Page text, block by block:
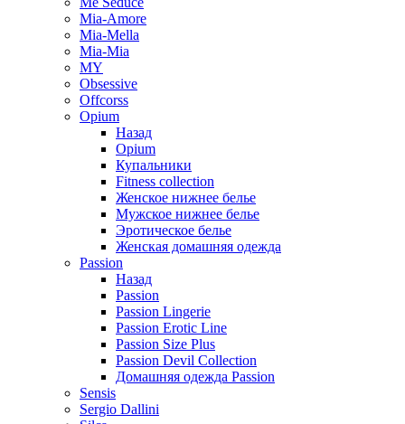
Mia-Amore
Mia-Mella
Mia-Mia
MY
Obsessive
Offcorss
Opium
Назад
Opium
Купальники
Fitness collection
Женское нижнее белье
Мужское нижнее белье
Эротическое белье
Женская домашняя одежда
Passion
Назад
Passion
Passion Lingerie
Passion Erotic Line
Passion Size Plus
Passion Devil Collection
Домашняя одежда Passion
Sensis
Sergio Dallini